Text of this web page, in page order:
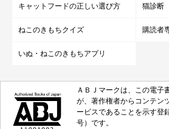
キャットフードの正しい選び方 猫診断
ねこのきもちクイズ 購読者
いぬ・ねこのきもちアプリ
ＡＢＪマークは、この電子
が、著作権者からコンテン
ービスであることを示す登
号）です。